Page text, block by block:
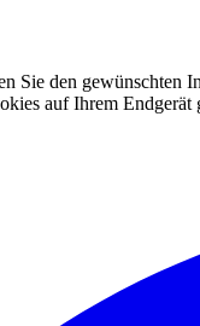
Sie den
auf Ihrem